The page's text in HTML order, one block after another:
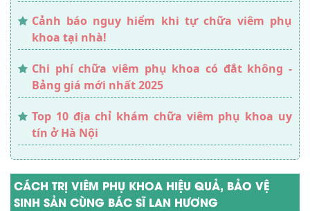
Cảnh báo nguy hiểm khi tự chữa viêm phụ
khoa tại nhà!
Chi phí chữa viêm phụ khoa có đắt không -
Bảng giá mới nhất 2025
Top 10 địa chỉ khám chữa viêm phụ khoa uy
tín ở Hà Nội
CÁCH TRỊ VIÊM PHỤ KHOA HIỆU QUẢ, BẢO VỆ
SINH SẢN CÙNG BÁC SĨ LAN HƯƠNG